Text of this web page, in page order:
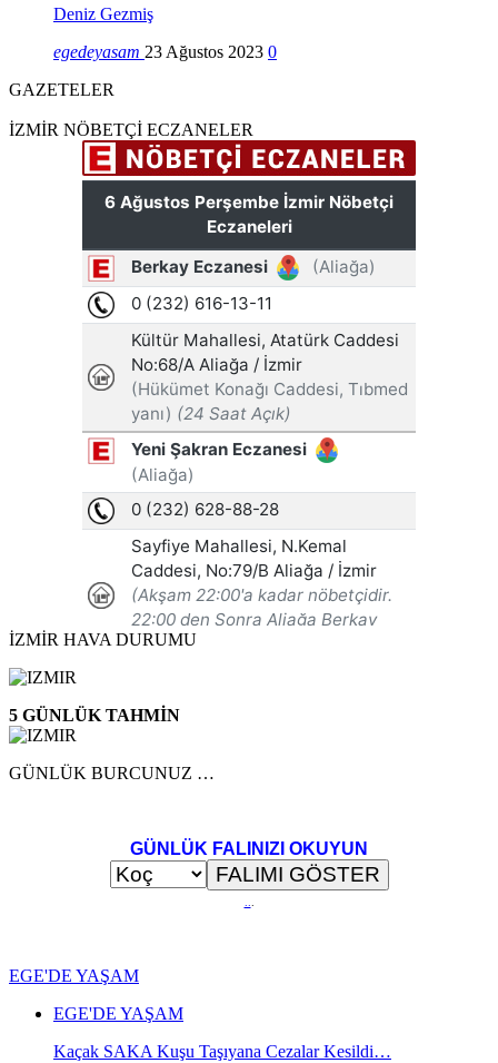
Deniz Gezmiş
egedeyasam 23 Ağustos 2023 0
GAZETELER
İZMİR NÖBETÇİ ECZANELER
İZMİR HAVA DURUMU
5 GÜNLÜK TAHMİN
GÜNLÜK BURCUNUZ …
GÜNLÜK FALINIZI OKUYUN
...
EGE'DE YAŞAM
EGE'DE YAŞAM
Kaçak SAKA Kuşu Taşıyana Cezalar Kesildi…